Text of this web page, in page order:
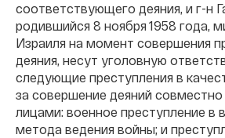
соответствующего деяния, и г-н
родившийся 8 ноября 1958 года,
Израиля на момент совершения
деяния, несут уголовную
следующие преступления в
за совершение деяний
лицами: военное преступление в
метода ведения войны; и